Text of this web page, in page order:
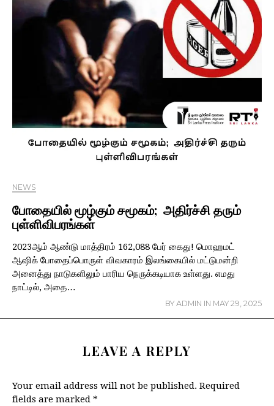
NEWS
போதையில் மூழ்கும் சமூகம்; அதிர்ச்சி தரும்
புள்ளிவிபரங்கள்
2023ஆம் ஆண்டு மாத்திரம் 162,088 பேர் கைது! மொஹமட்
ஆஷிக் போதைப்பொருள் விவகாரம் இலங்கையில் மட்டுமன்றி
அனைத்து நாடுகளிலும் பாரிய நெருக்கடியாக உள்ளது. எமது
நாட்டில், அதை…
BY ADMIN IN MAY 29, 2025
LEAVE A REPLY
Your email address will not be published. Required
fields are marked *